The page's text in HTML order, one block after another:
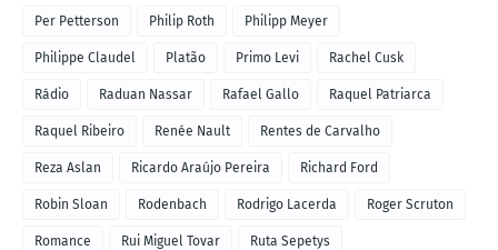
Per Petterson Philip Roth Philipp Meyer
Philippe Claudel Platão Primo Levi Rachel Cusk
Rádio Raduan Nassar Rafael Gallo Raquel Patriarca
Raquel Ribeiro Renée Nault Rentes de Carvalho
Reza Aslan Ricardo Araújo Pereira Richard Ford
Robin Sloan Rodenbach Rodrigo Lacerda Roger Scruton
Romance Rui Miguel Tovar Ruta Sepetys